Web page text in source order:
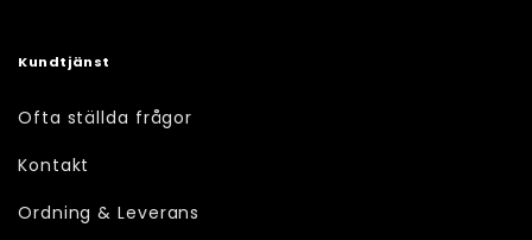
Kundtjänst
Ofta ställda frågor
Kontakt
Ordning & Leverans